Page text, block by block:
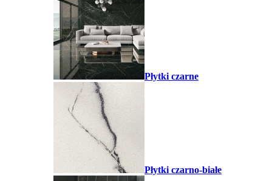
Płytki czarne
Płytki czarno-białe